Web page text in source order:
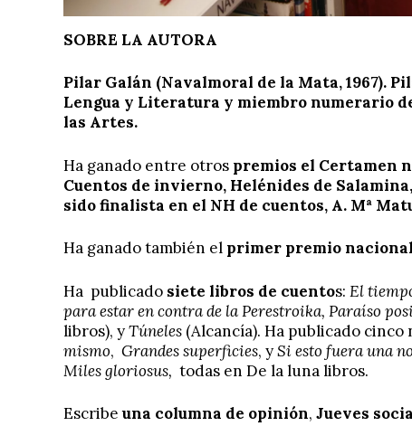
SOBRE LA AUTORA
Pilar Galán (Navalmoral de la Mata, 1967).
Lengua y Literatura y miembro numerario
las Artes.
Ha ganado entre otros premios el Certamen
Cuentos de invierno, Helénides de
sido finalista en el NH de cuentos, A. Mª
Ha ganado también el primer premio
Ha publicado siete libros de cuentos: El
para estar en contra de la Perestroika, Paraíso
libros), yTúneles (Alcancía). Ha publicado cinco
mismo, Grandes superficies, ySi esto fuera una
Miles gloriosus, todas en De la luna libros.
Escribeuna columna de opinión, Jueves